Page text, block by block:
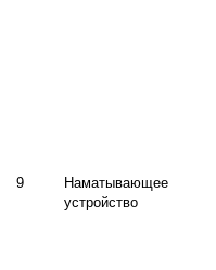
9
Наматывающее
устройство